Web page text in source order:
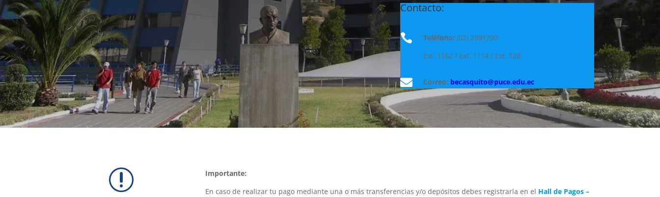
Contacto:
 Teléfono: (02) 2991700
Ext. 1162 / Ext. 1174 / Ext. 128
 Correo: becasquito@puce.edu.ec
r
Importante:
En caso de realizar tu pago mediante una o más transferencias y/o depósitos debes registrarla en el Hall de Pagos –